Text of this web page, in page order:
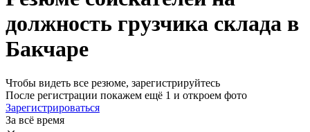
должность грузчика склада в
Бакчаре
Чтобы видеть все резюме, зарегистрируйтесь
После регистрации покажем ещё 1 и откроем фото
Зарегистрироваться
За всё время